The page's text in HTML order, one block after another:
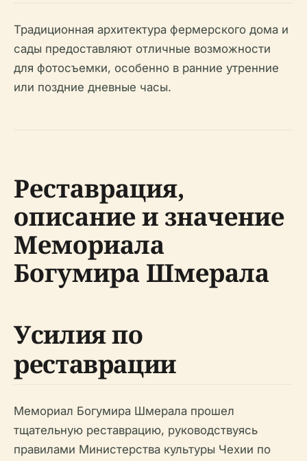
Традиционная архитектура фермерского дома и
сады предоставляют отличные возможности
для фотосъемки, особенно в ранние утренние
или поздние дневные часы.
Реставрация,
описание и значение
Мемориала
Богумира Шмерала
Усилия по
реставрации
Мемориал Богумира Шмерала прошел
тщательную реставрацию, руководствуясь
правилами Министерства культуры Чехии по